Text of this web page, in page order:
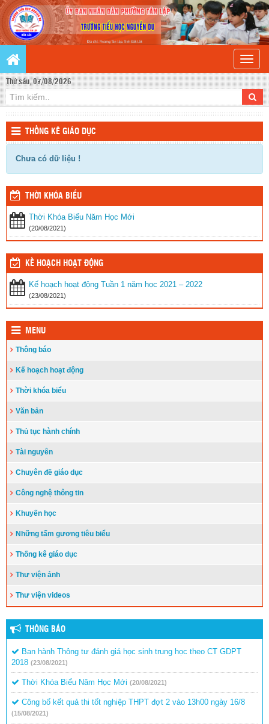
Toggle
Thứ sáu, 07/08/2026
THỐNG KÊ GIÁO DỤC
Chưa có dữ liệu !
THỜI KHÓA BIỂU
Thời Khóa Biểu Năm Học Mới
(20/08/2021)
KẾ HOẠCH HOẠT ĐỘNG
Kế hoạch hoạt động Tuần 1 năm học 2021 – 2022
(23/08/2021)
MENU
Thông báo
Kế hoạch hoạt động
Thời khóa biểu
Văn bản
Thủ tục hành chính
Tài nguyên
Chuyên đề giáo dục
Công nghệ thông tin
Khuyến học
Những tấm gương tiêu biểu
Thống kê giáo dục
Thư viện ảnh
Thư viện videos
THÔNG BÁO
Ban hành Thông tư đánh giá học sinh trung học theo CT GDPT
2018 (23/08/2021)
Thời Khóa Biểu Năm Học Mới (20/08/2021)
Công bố kết quả thi tốt nghiệp THPT đợt 2 vào 13h00 ngày 16/8
(15/08/2021)